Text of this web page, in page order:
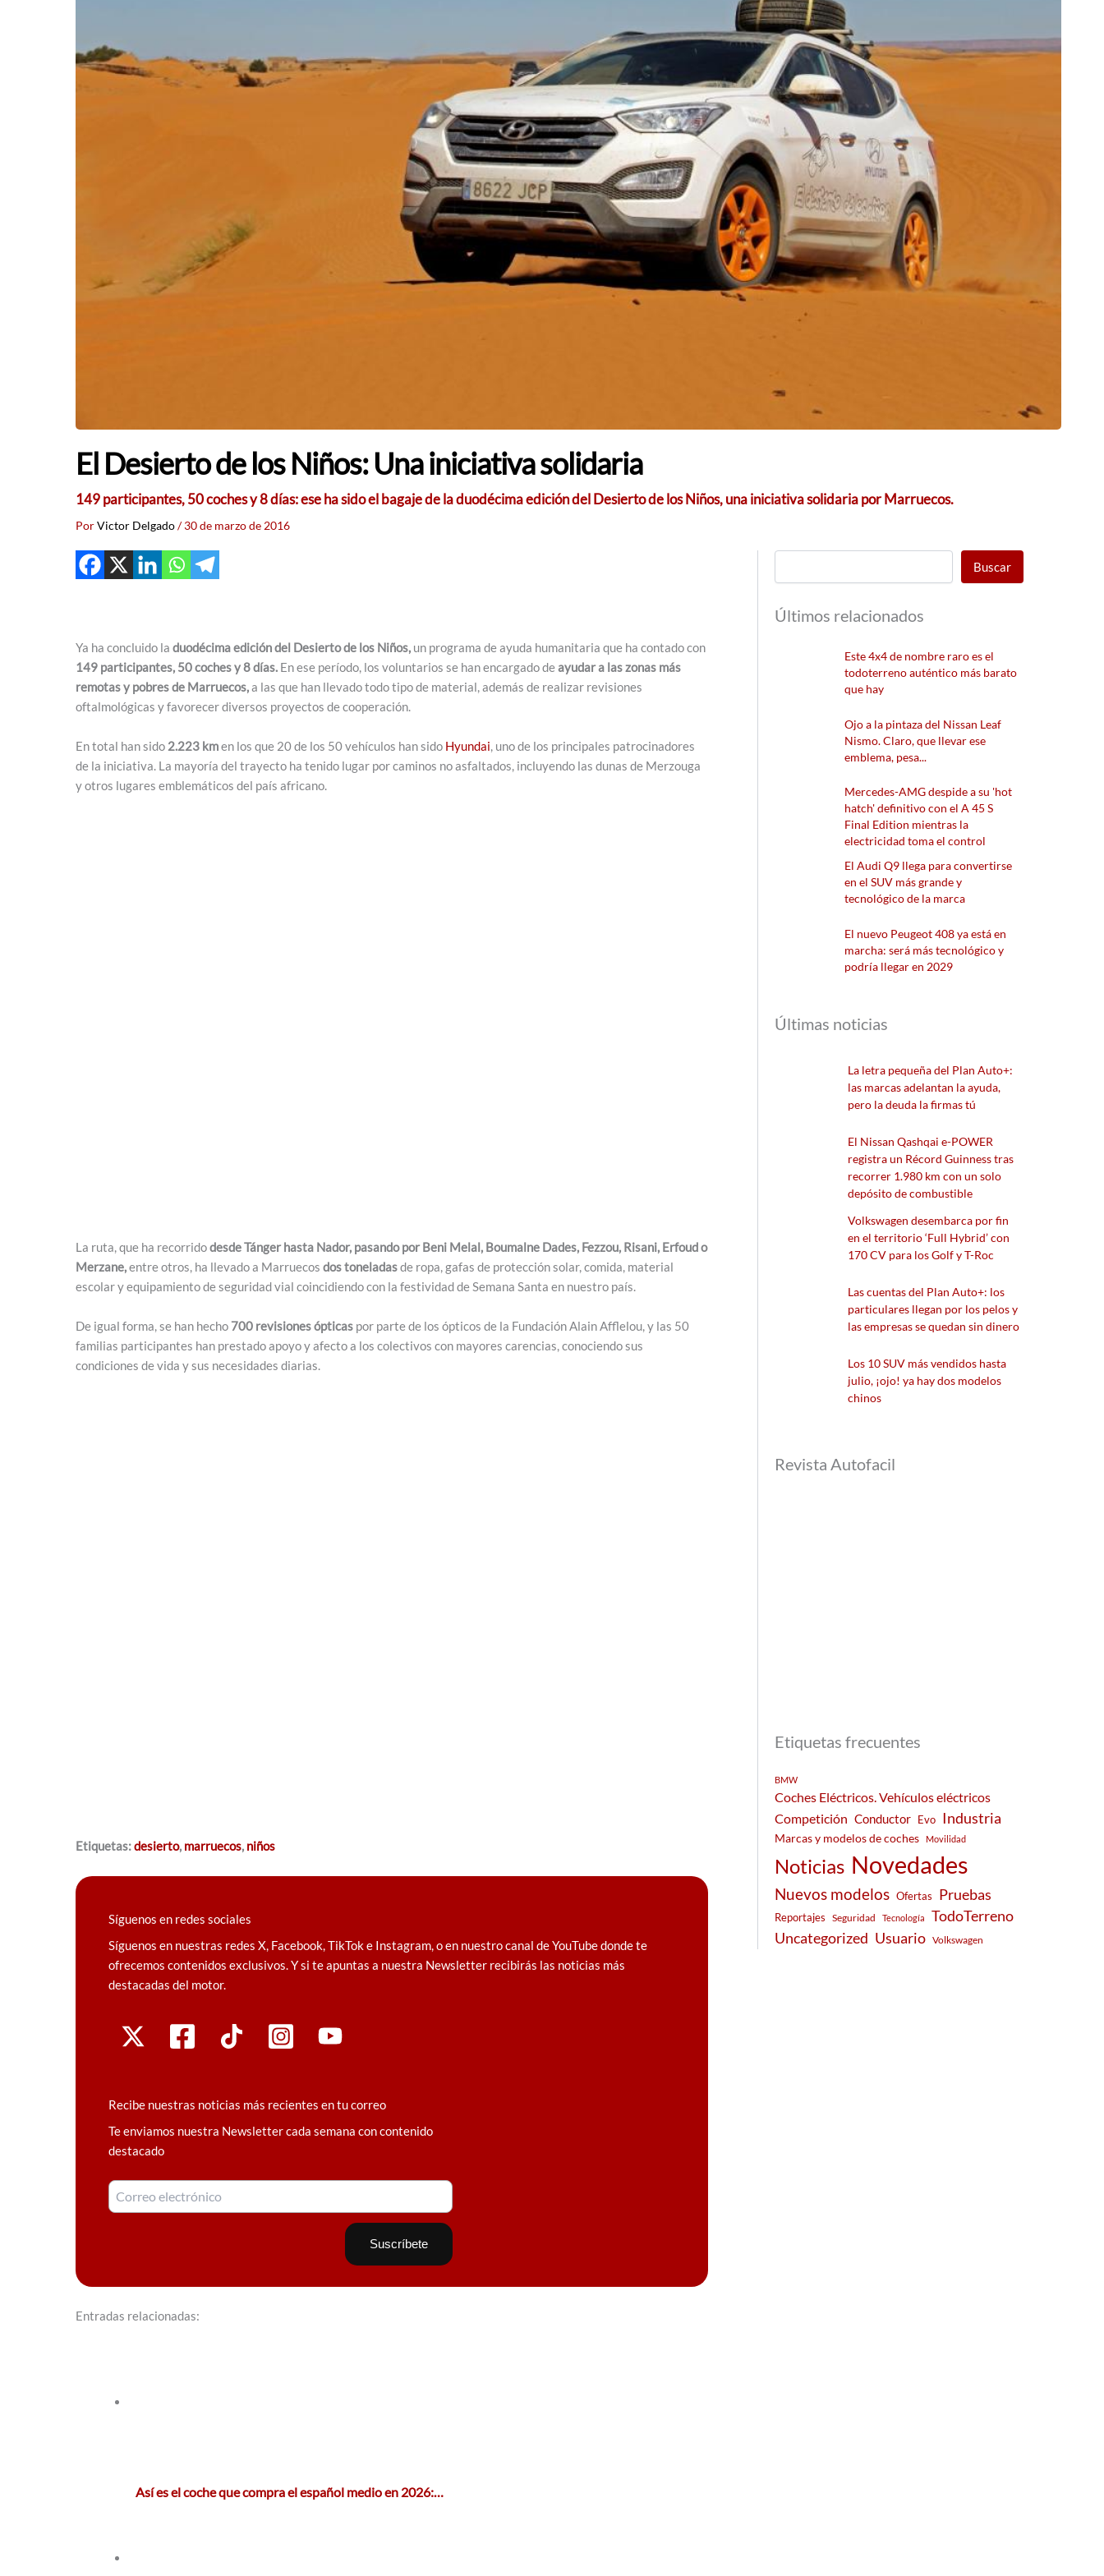
El Desierto de los Niños: Una iniciativa solidaria
149 participantes, 50 coches y 8 días: ese ha sido el bagaje de la duodécima edición del Desierto de los Niños, una iniciativa solidaria por Marruecos.
PorVictor Delgado/30 de marzo de 2016
Ya ha concluido la duodécima edición del Desierto de los Niños, un programa de ayuda humanitaria que ha contado con
149 participantes, 50 coches y 8 días. En ese período, los voluntarios se han encargado deayudar a las zonas más
remotas y pobres de Marruecos,a las que han llevado todo tipo de material, además de realizar revisiones
oftalmológicas y favorecer diversos proyectos de cooperación.
En total han sido 2.223 kmen los que 20 de los 50 vehículos han sido Hyundai, uno de los principales patrocinadores
de la iniciativa. La mayoría del trayecto ha tenido lugar por caminos no asfaltados, incluyendo las dunas de Merzouga
y otros lugares emblemáticos del país africano.
La ruta, que ha recorridodesde Tánger hasta Nador, pasando por Beni Melal, Boumalne Dades, Fezzou, Risani, Erfoud o
Merzane,entre otros, ha llevado a Marruecos dos toneladasde ropa, gafas de protección solar, comida, material
escolar y equipamiento de seguridad vial coincidiendo con la festividad de Semana Santa en nuestro país.
De igual forma, se han hecho 700 revisiones ópticas por parte de los ópticos de la Fundación Alain Afflelou, y las 50
familias participantes han prestado apoyo y afecto a los colectivos con mayores carencias, conociendo sus
condiciones de vida y sus necesidades diarias.
Etiquetas:desierto, marruecos, niños
Síguenos en redes sociales
Síguenos en nuestras redes X, Facebook, TikTok e Instagram, o en nuestro canal de YouTube donde te
ofrecemos contenidos exclusivos. Y si te apuntas a nuestra Newsletter recibirás las noticias más
destacadas del motor.
Recibe nuestras noticias más recientes en tu correo
Te enviamos nuestra Newsletter cada semana con contenido
destacado
Entradas relacionadas:
Así es el coche que compra el español medio en 2026:…
Buscar
Últimos relacionados
Este 4x4 de nombre raro es el
todoterreno auténtico más barato
que hay
Ojo a la pintaza del Nissan Leaf
Nismo. Claro, que llevar ese
emblema, pesa...
Mercedes-AMG despide a su 'hot
hatch' definitivo con el A 45 S
Final Edition mientras la
electricidad toma el control
El Audi Q9 llega para convertirse
en el SUV más grande y
tecnológico de la marca
El nuevo Peugeot 408 ya está en
marcha: será más tecnológico y
podría llegar en 2029
Últimas noticias
La letra pequeña del Plan Auto+:
las marcas adelantan la ayuda,
pero la deuda la firmas tú
El Nissan Qashqai e-POWER
registra un Récord Guinness tras
recorrer 1.980 km con un solo
depósito de combustible
Volkswagen desembarca por fin
en el territorio ‘Full Hybrid’ con
170 CV para los Golf y T-Roc
Las cuentas del Plan Auto+: los
particulares llegan por los pelos y
las empresas se quedan sin dinero
Los 10 SUV más vendidos hasta
julio, ¡ojo! ya hay dos modelos
chinos
Revista Autofacil
Etiquetas frecuentes
BMW
Coches Eléctricos. Vehículos eléctricos
Competición Conductor Evo Industria
Marcas y modelos de coches Movilidad
Noticias Novedades
Nuevos modelos Ofertas Pruebas
Reportajes Seguridad Tecnología
TodoTerreno
Uncategorized Usuario Volkswagen